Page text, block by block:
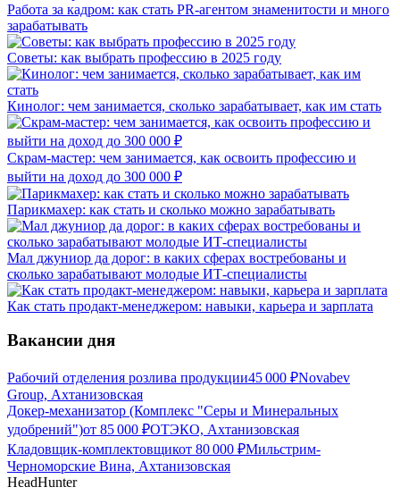
Работа за кадром: как стать PR-агентом знаменитости и много
зарабатывать
Советы: как выбрать профессию в 2025 году
Кинолог: чем занимается, сколько зарабатывает, как им стать
Скрам-мастер: чем занимается, как освоить профессию и
выйти на доход до 300 000 ₽
Парикмахер: как стать и сколько можно зарабатывать
Мал джуниор да дорог: в каких сферах востребованы и
сколько зарабатывают молодые ИТ-специалисты
Как стать продакт-менеджером: навыки, карьера и зарплата
Вакансии дня
Рабочий отделения розлива продукции45 000 ₽Novabev
Group, Ахтанизовская
Докер-механизатор (Комплекс "Серы и Минеральных
удобрений")от 85 000 ₽ОТЭКО, Ахтанизовская
Кладовщик-комплектовщикот 80 000 ₽Мильстрим-
Черноморские Вина, Ахтанизовская
HeadHunter